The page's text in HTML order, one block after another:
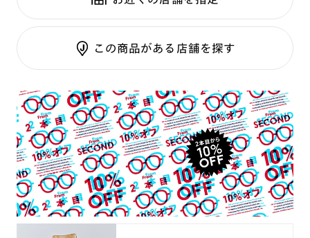
テンプル：メタル
調光UVダブルカット
調光SCREEN
RIM限定
くもり止めレンズ
カラーレンズ：ミディアムカラー
カラーレンズ：ライトカラー
カラーレンズ：トレンドカラー
コンシーラーカラー
コンシーラーカラーUVダブルカット
チークカラー
偏光レンズ
ご利用ガイド
この商品がある店舗を探す